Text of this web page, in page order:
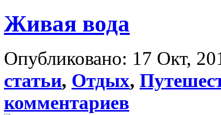
Живая вода
Опубликовано: 17 Окт,
статьи, Отдых,
комментариев